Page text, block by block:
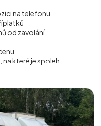
na telefonu
od zavolání
které je spoleh